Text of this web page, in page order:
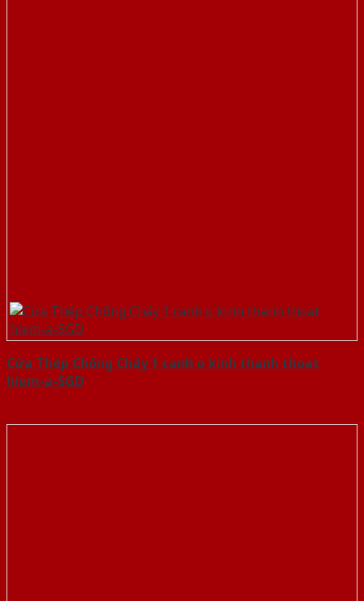
Cửa Thép Chống Cháy 1 canh o kinh thanh thoat
hiem-a-SGD